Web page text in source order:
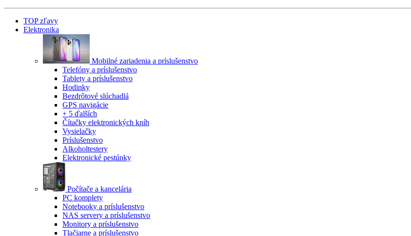
TOP zľavy
Elektronika
Mobilné zariadenia a príslušenstvo
Telefóny a príslušenstvo
Tablety a príslušenstvo
Hodinky
Bezdrôtové slúchadlá
GPS navigácie
+ 5 ďalších
Čítačky elektronických kníh
Vysielačky
Príslušenstvo
Alkoholtestery
Elektronické pestúnky
Počítače a kancelária
PC komplety
Notebooky a príslušenstvo
NAS servery a príslušenstvo
Monitory a príslušenstvo
Tlačiarne a príslušenstvo